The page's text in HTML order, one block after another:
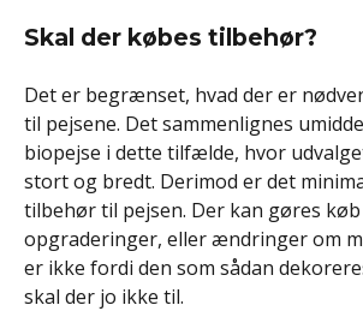
Skal der købes tilbehør?
Det er begrænset, hvad der er
til pejsene. Det sammenlignes
biopejse i dette tilfælde, hvor
stort og bredt. Derimod er det
tilbehør til pejsen. Der kan gøres
opgraderinger, eller ændringer om
er ikke fordi den som sådan
skal der jo ikke til.